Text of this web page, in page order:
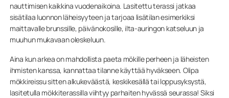
nauttimisen kaikkina vuodenaikoina. Lasitettu terassi jatkaa
sisätilaa luonnon läheisyyteen ja tarjoaa lisätilan esimerkiksi
maittavalle brunssille, päivänokosille, ilta-auringon katseluun ja
muuhun mukavaan oleskeluun.
Aina kun arkea on mahdollista paeta mökille perheen ja läheisten
ihmisten kanssa, kannattaa tilanne käyttää hyväkseen. Olipa
mökkireissu sitten alkukeväästä, keskikesällä tai loppusyksystä,
lasitetulla mökkiterassilla viihtyy parhaiten hyvässä seurassa! Siksi